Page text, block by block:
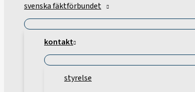
svenska fäktförbundet
kontakt
styrelse